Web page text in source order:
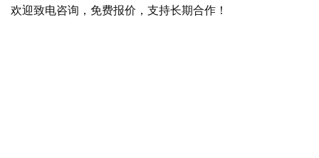
欢迎致电咨询，免费报价，支持长期合作！